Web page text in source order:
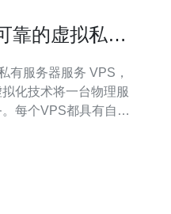
靠的虚拟私有
务器服务 VPS，
化技术将一台物理服
每个VPS都具有自己
的虚拟私有服务器服务